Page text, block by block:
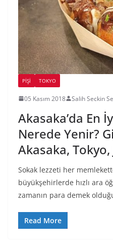
PIŞI TOKYO
05 Kasım 2018 Salih Seckin
Akasaka’da En
Nerede Yenir?
Akasaka, Tokyo,
Sokak lezzeti her
büyükşehirlerde hızlı ara
zamanın para demek
Read More